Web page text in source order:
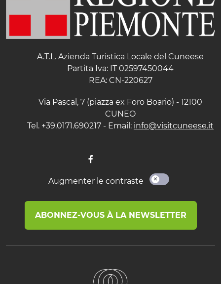
A.T.L. Azienda Turistica Locale del Cuneese
Partita Iva: IT 02597450044
REA: CN-220627
Via Pascal, 7 (piazza ex Foro Boario) - 12100
CUNEO
Tel. +39.0171.690217 - Email: info@visitcuneese.it
Augmenter le contraste
ABONNEZ-VOUS À LA NEWSLETTER